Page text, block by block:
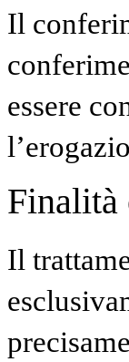
Il
essere
Finalità
Il